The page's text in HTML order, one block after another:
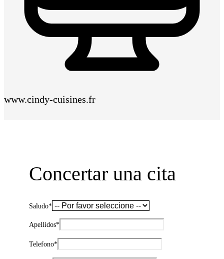
www.cindy-cuisines.fr
Concertar una cita
Saludo*
Apellidos*
Telefono*